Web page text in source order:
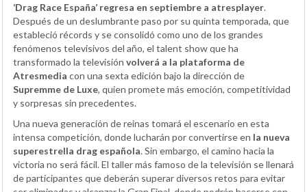
‘Drag Race España’ regresa en septiembre a atresplayer.
Después de un deslumbrante paso por su quinta temporada, que
estableció récords y se consolidó como uno de los grandes
fenómenos televisivos del año, el talent show que ha
transformado la televisión volverá a la plataforma de
Atresmedia con una sexta edición bajo la dirección de
Supremme de Luxe, quien promete más emoción, competitividad
y sorpresas sin precedentes.
Una nueva generación de reinas tomará el escenario en esta
intensa competición, donde lucharán por convertirse en la nueva
superestrella drag española. Sin embargo, el camino hacia la
victoria no será fácil. El taller más famoso de la televisión se llenará
de participantes que deberán superar diversos retos para evitar